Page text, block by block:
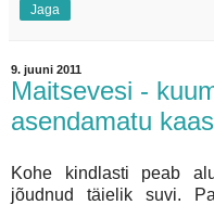
Jaga
9. juuni 2011
Maitsevesi -
asendamatu
Kohe kindlasti peab
jõudnud täielik suvi.